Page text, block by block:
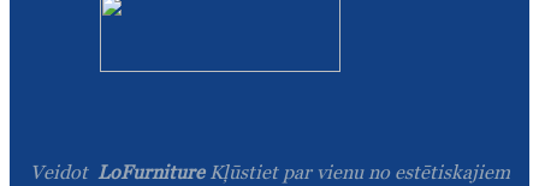
Veidot LoFurniture Kļūstiet par vienu no estētiskajiem